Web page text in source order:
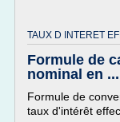
TAUX D INTERET
Formule de
nominal en ...
Formule de
taux d'intérêt